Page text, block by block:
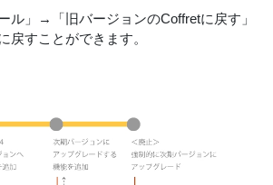
ル」→「旧バージョンのCoffretに戻す」
戻すことができます。